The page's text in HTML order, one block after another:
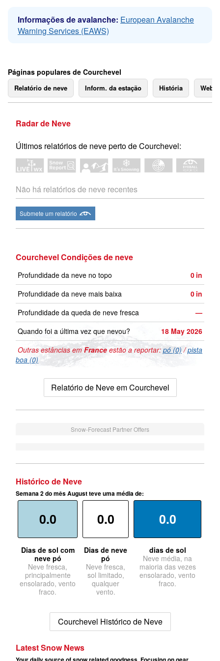
Informações de avalanche: European Avalanche
Warning Services (EAWS)
Páginas populares de Courchevel
Relatório de neve Inform. da estação História
Radar de Neve
Últimos relatórios de neve perto de Courchevel:
Não há relatórios de neve recentes
Submete um relatório
Courchevel Condições de neve
Profundidade da neve no topo 0 in
Profundidade da neve mais baixa
0 in
Profundidade da queda de neve fresca
—
Quando foi a última vez que nevou?
18 May 2026
Outras estâncias emFrance estão a reportar: pó (0) /pista
boa (0)
Relatório de Neve em Courchevel
Snow-Forecast Partner Offers
Histórico de Neve
Semana 2 do mês August teve uma média de:
0.0
Dias de sol com
neve pó
Neve fresca,
principalmente
ensolarado, vento
fraco.
0.0
Dias de neve
pó
Neve fresca,
sol limitado,
qualquer
vento.
0.0
dias de sol
Neve média, na
maioria das vezes
ensolarado, vento
fraco.
Courchevel Histórico de Neve